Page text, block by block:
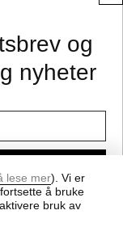
og
nyheter
lese mer). Vi er
å bruke
bruk av